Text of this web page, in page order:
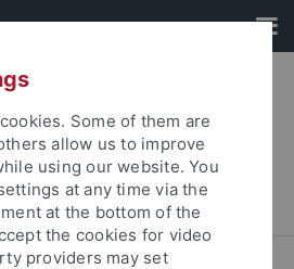
Dienste
... Stellenausschreibungen
Some of them are
allow us to improve
using our website. You
at any time via the
at the bottom of the
the cookies for video
providers may set